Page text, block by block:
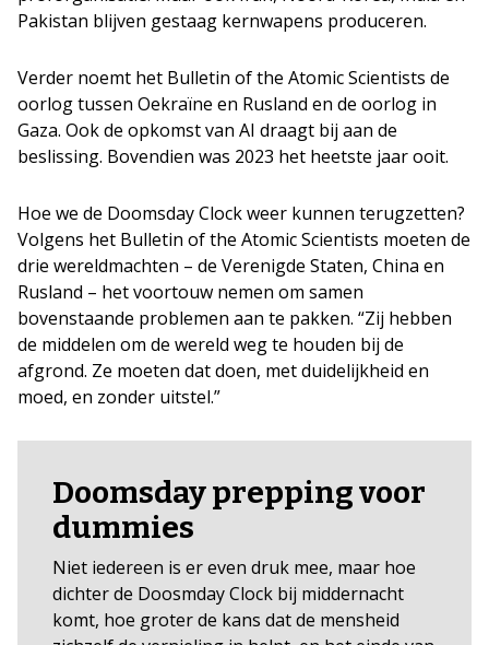
Pakistan blijven gestaag kernwapens produceren.
Verder noemt het Bulletin of the Atomic Scientists de
oorlog tussen Oekraïne en Rusland en de oorlog in
Gaza. Ook de opkomst van AI draagt bij aan de
beslissing. Bovendien was 2023 het heetste jaar ooit.
Hoe we de Doomsday Clock weer kunnen terugzetten?
Volgens het Bulletin of the Atomic Scientists moeten de
drie wereldmachten – de Verenigde Staten, China en
Rusland – het voortouw nemen om samen
bovenstaande problemen aan te pakken. “Zij hebben
de middelen om de wereld weg te houden bij de
afgrond. Ze moeten dat doen, met duidelijkheid en
moed, en zonder uitstel.”
Doomsday prepping voor
dummies
Niet iedereen is er even druk mee, maar hoe
dichter de Doosmday Clock bij middernacht
komt, hoe groter de kans dat de mensheid